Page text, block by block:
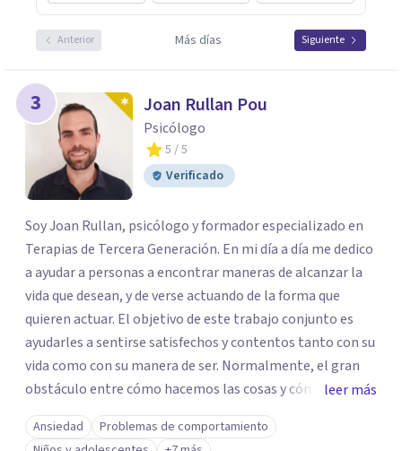
Anterior Más días Siguiente
3 Joan Rullan Pou
Psicólogo
5 / 5
Verificado
Soy Joan Rullan, psicólogo y formador especializado en
Terapias de Tercera Generación. En mi día a día me dedico
a ayudar a personas a encontrar maneras de alcanzar la
vida que desean, y de verse actuando de la forma que
quieren actuar. El objetivo de este trabajo conjunto es
ayudarles a sentirse satisfechos y contentos tanto con su
vida como con su manera de ser. Normalmente, el gran
obstáculo entre cómo hacemos las cosas y cómo nos
gustarían son pensamientos, emociones, ansiedades y
miedos... Que nos impiden tomar las riendas de nuestras
leer más
Ansiedad
Problemas de comportamiento